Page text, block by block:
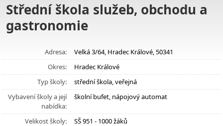
Střední škola služeb, obchodu a
gastronomie
Adresa:
Velká 3/64, Hradec Králové, 50341
Okres:
Hradec Králové
Typ školy:
střední škola, veřejná
Vybavení školy a její
nabídka:
školní bufet, nápojový automat
Velikost školy:
SŠ 951 - 1000 žáků